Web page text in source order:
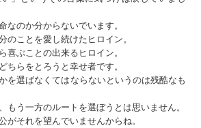
なのか分からないでいます。
のことを愛し続けたヒロイン。
喜ぶことの出来るヒロイン。
ちらをとろうと幸せ者です。
を選ばなくてはならないというのは残酷なも
もう一方のルートを選ぼうとは思いません。
がそれを望んでいませんからね。